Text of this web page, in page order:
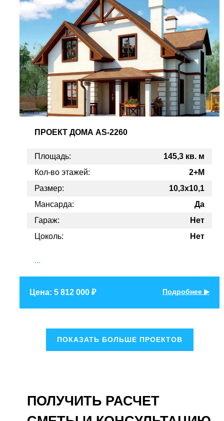
ПРОЕКТ ДОМА AS-2260
Площадь:
145,3 кв. м
Кол-во этажей:
2+М
Размер:
10,3x10,1
Мансарда:
Да
Гараж:
Нет
Цоколь:
Нет
...
Цена: 5 812 000 ₽ Подробнее ▶
ПОКАЗАТЬ БОЛЬШЕ ПРОЕКТОВ
ПОЛУЧИТЬ РАСЧЕТ